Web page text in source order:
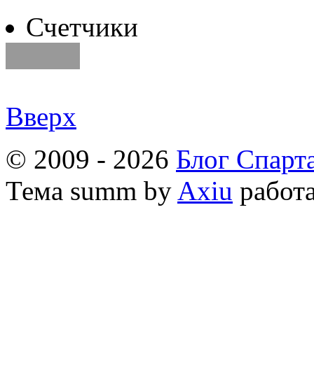
Счетчики
Вверх
© 2009 - 2026 Блог
Тема summ by Axiu